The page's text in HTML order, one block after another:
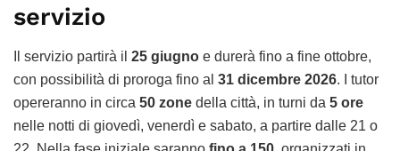
servizio
Il servizio partirà il 25 giugno e durerà fino a fine ottobre,
con possibilità di proroga fino al 31 dicembre 2026. I tutor
opereranno in circa 50 zone della città, in turni da 5 ore
nelle notti di giovedì, venerdì e sabato, a partire dalle 21 o